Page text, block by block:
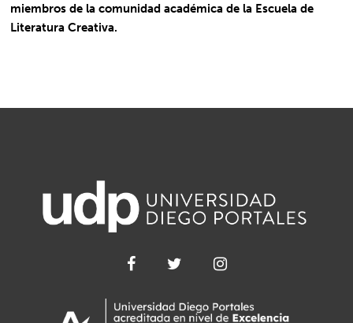
miembros de la comunidad académica de la Escuela de
Literatura Creativa.